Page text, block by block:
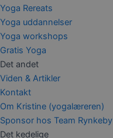
Yoga Rereats
Yoga uddannelser
Yoga workshops
Gratis Yoga
Det andet
Viden & Artikler
Kontakt
Om Kristine (yogalæreren)
Sponsor hos Team Rynkeby
Det kedelige